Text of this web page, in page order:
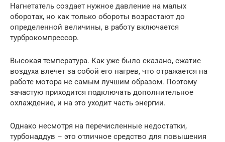
Нагнетатель создает нужное давление на малых
оборотах, но как только обороты возрастают до
определенной величины, в работу включается
турброкомпрессор.
Высокая температура. Как уже было сказано, сжатие
воздуха влечет за собой его нагрев, что отражается на
работе мотора не самым лучшим образом. Поэтому
зачастую приходится подключать дополнительное
охлаждение, и на это уходит часть энергии.
Однако несмотря на перечисленные недостатки,
турбонаддув – это отличное средство для повышения